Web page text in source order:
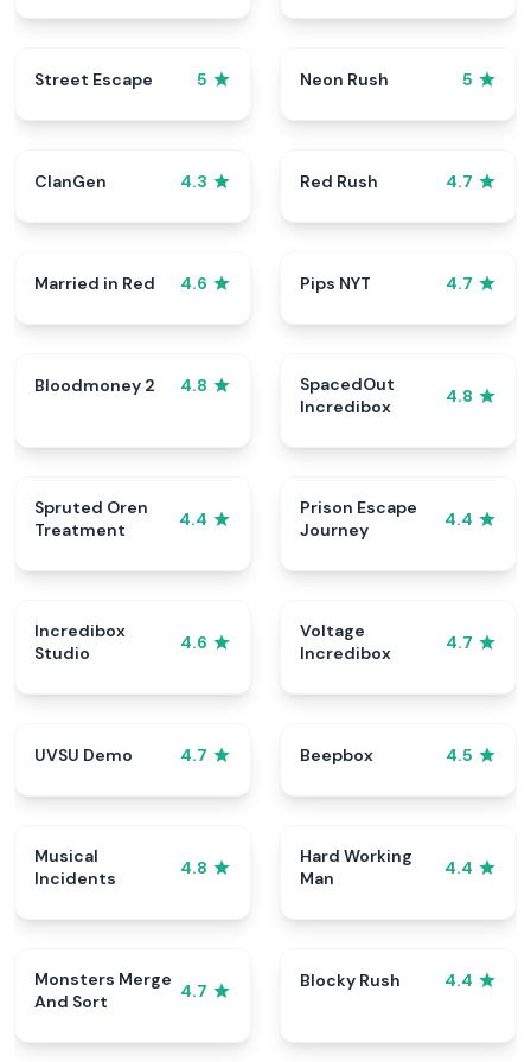
Street Escape 5 Neon Rush 5
ClanGen 4.3 Red Rush 4.7
Married in Red 4.6 Pips NYT 4.7
Bloodmoney 2 4.8
SpacedOut
Incredibox
4.8
Spruted Oren
Treatment
4.4
Prison Escape
Journey
4.4
Incredibox
Studio
4.6
Voltage
Incredibox
4.7
UVSU Demo 4.7 Beepbox 4.5
Musical
Incidents
4.8
Hard Working
Man
4.4
Monsters Merge
And Sort
4.7
Blocky Rush 4.4